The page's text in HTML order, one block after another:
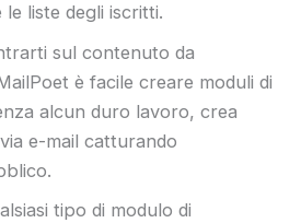
liste degli iscritti.
sul contenuto da
è facile creare moduli di
alcun duro lavoro, crea
e-mail catturando
tipo di modulo di